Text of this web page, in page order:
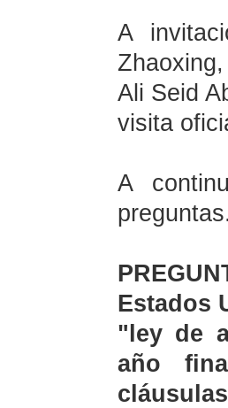
A
Ali Seid
visita
A
preguntas.
Estados
"ley de
año